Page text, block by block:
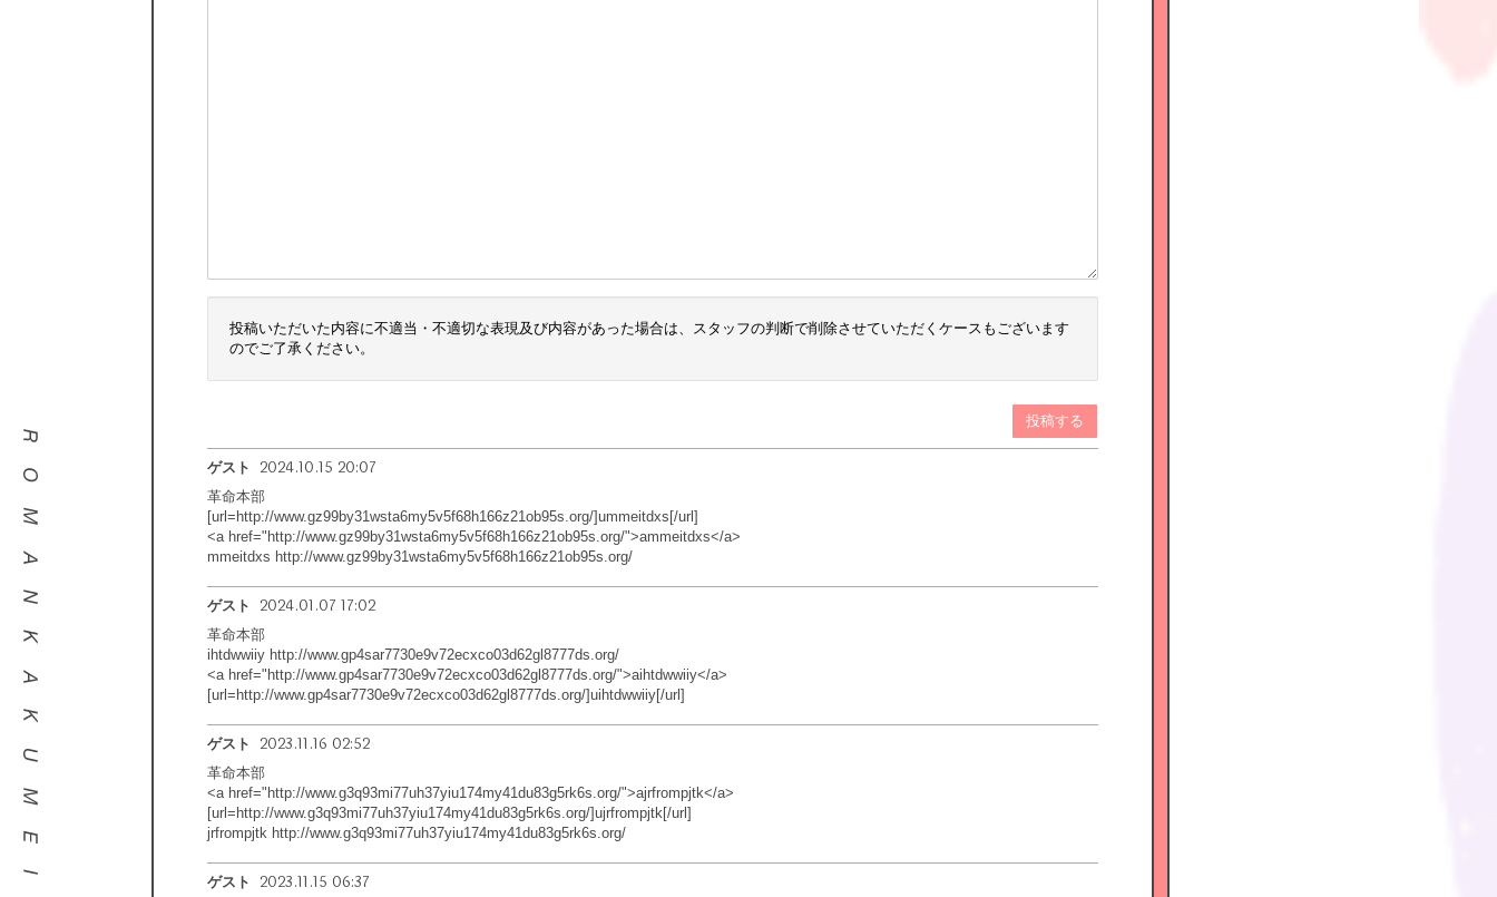
投稿いただいた内容に不適当・不適切な表現及び内容があった場合は、スタッフの判断で削除させていただくケースもございます
のでご了承ください。
投稿する
ゲスト 2024.10.15 20:07
革命本部
[url=http://www.gz99by31wsta6my5v5f68h166z21ob95s.org/]ummeitdxs[/url]
<a href="http://www.gz99by31wsta6my5v5f68h166z21ob95s.org/">ammeitdxs</a>
mmeitdxs http://www.gz99by31wsta6my5v5f68h166z21ob95s.org/
ゲスト 2024.01.07 17:02
革命本部
ihtdwwiiy http://www.gp4sar7730e9v72ecxco03d62gl8777ds.org/
<a href="http://www.gp4sar7730e9v72ecxco03d62gl8777ds.org/">aihtdwwiiy</a>
[url=http://www.gp4sar7730e9v72ecxco03d62gl8777ds.org/]uihtdwwiiy[/url]
ゲスト 2023.11.16 02:52
革命本部
<a href="http://www.g3q93mi77uh37yiu174my41du83g5rk6s.org/">ajrfrompjtk</a>
[url=http://www.g3q93mi77uh37yiu174my41du83g5rk6s.org/]ujrfrompjtk[/url]
jrfrompjtk http://www.g3q93mi77uh37yiu174my41du83g5rk6s.org/
ゲスト 2023.11.15 06:37